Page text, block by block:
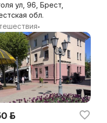
ул, 96, Брест,
обл.
•
р.